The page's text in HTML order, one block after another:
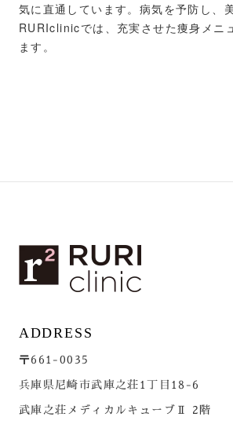
気に直通しています。病気を予防し、
RURIclinicでは、充実させた痩身メニ
ます。
ADDRESS
〒661-0035
兵庫県尼崎市武庫之荘1丁目18-6
武庫之荘メディカルキューブⅡ 2階